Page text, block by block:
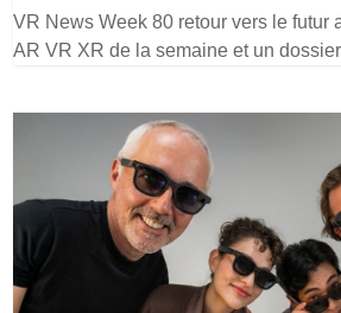
VR News Week 80 retour vers le futur
AR VR XR de la semaine et un